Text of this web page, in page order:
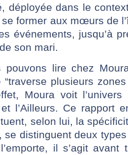
déployée dans le
former aux mœurs de
événements, jusqu’à
son mari.
pouvons lire chez
“traverse plusieurs
Moura voit
l’Ailleurs. Ce rapport
selon lui, la
se distinguent deux
il s’agit avant